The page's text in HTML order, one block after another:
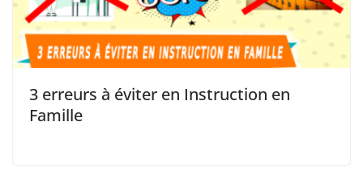
3 erreurs à éviter en Instruction en
Famille